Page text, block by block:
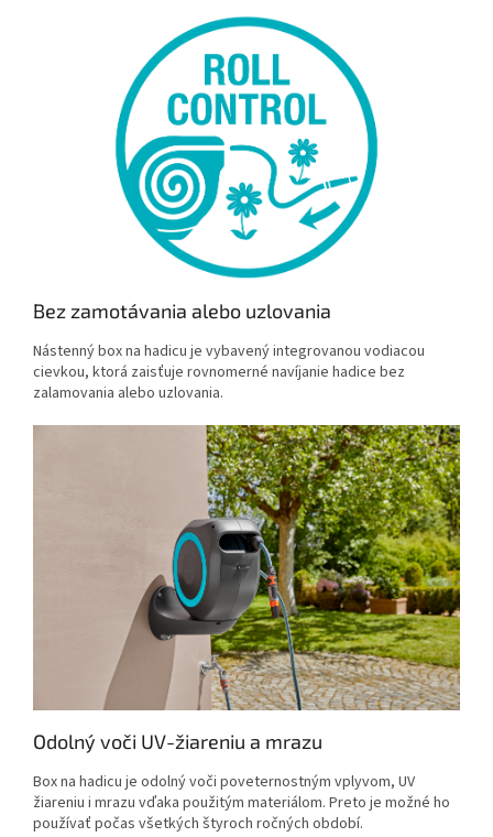
Bez zamotávania alebo uzlovania
Nástenný box na hadicu je vybavený integrovanou vodiacou
cievkou, ktorá zaisťuje rovnomerné navíjanie hadice bez
zalamovania alebo uzlovania.
Odolný voči UV-žiareniu a mrazu
Box na hadicu je odolný voči poveternostným vplyvom, UV
žiareniu i mrazu vďaka použitým materiálom. Preto je možné ho
používať počas všetkých štyroch ročných období.